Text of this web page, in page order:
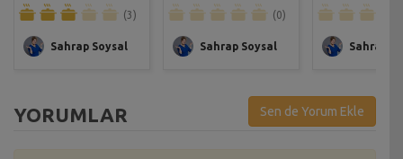
(3)
Sahrap Soysal
(0)
Sahrap Soysal Sahrap
YORUMLAR Sen de Yorum Ekle